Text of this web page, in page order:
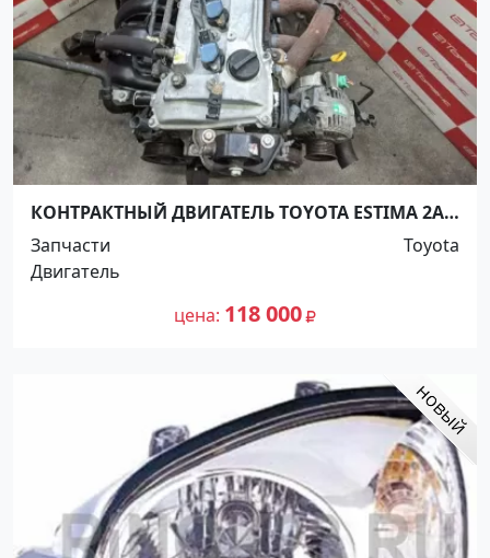
КОНТРАКТНЫЙ ДВИГАТЕЛЬ TOYOTA ESTIMA 2AZ-
FE ACR40 Краснодар
Запчасти
Toyota
Двигатель
цена 118 000